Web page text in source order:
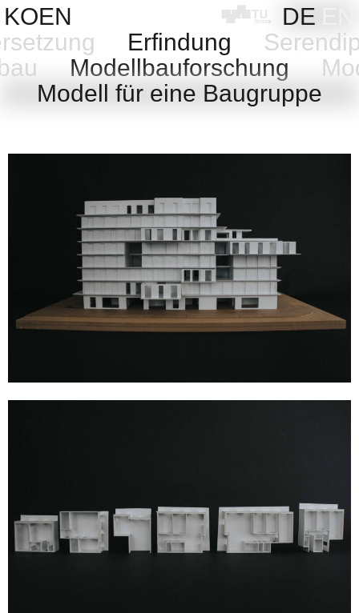
Skip
to
content
KOEN DE
Erfindung
Modellbauforschung
Modell für eine Baugruppe